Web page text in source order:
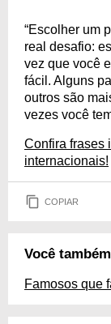
“Escolher um
real desafio:
vez que você
fácil. Alguns
outros são
vezes você
Confira frases
internacionais!
COPIAR
Você
Famosos que